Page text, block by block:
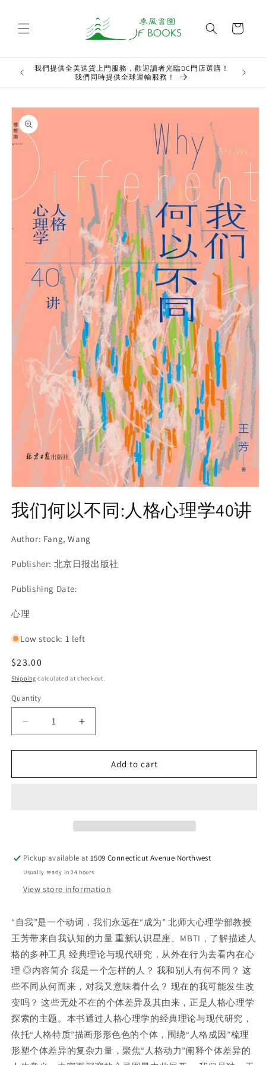
Cart
我們提供全美送貨上門服務，歡迎讀者光臨DC門店選購！
我們同時提供全球運輸服務！
Skip to
product
information
media
1
in
我们何以不同:人格心理学40讲
Author: Fang, Wang
Publisher: 北京日报出版社
Publishing Date:
SKU:
心理
Low stock: 1 left
Regular
price
$23.00
Shipping calculated at checkout.
Quantity
Decrease
quantity
for
们
理
40
讲
Increase
quantity
for
们
不
理
40
讲
Add to cart
Pickup available at1509 Connecticut Avenue Northwest
Usually ready in 24 hours
View store information
“自我”是一个动词，我们永远在“成为” 北师大心理学部教授
王芳带来自我认知的力量 重新认识星座、MBTI，了解描述人
格的多种工具 经典理论与现代研究，从外在行为去看内在心
理 ◎内容简介 我是一个怎样的人？ 我和别人有何不同？ 这
些不同从何而来，对我又意味着什么？ 现在的我可能发生改
变吗？ 这些无处不在的个体差异及其由来，正是人格心理学
探索的主题。本书通过人格心理学的经典理论与现代研究，
依托“人格特质”描画形形色色的个体，围绕“人格成因”梳理
形塑个体差异的复杂力量，聚焦“人格动力”阐释个体差异的